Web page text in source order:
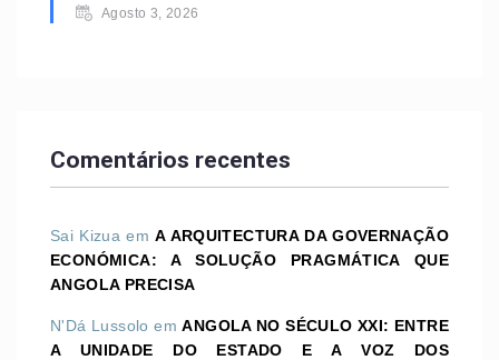
Agosto 3, 2026
Comentários recentes
Sai Kizua emA ARQUITECTURA DA GOVERNAÇÃO
ECONÓMICA: A SOLUÇÃO PRAGMÁTICA QUE
ANGOLA PRECISA
N'Dá Lussolo emANGOLA NO SÉCULO XXI: ENTRE
A UNIDADE DO ESTADO E A VOZ DOS